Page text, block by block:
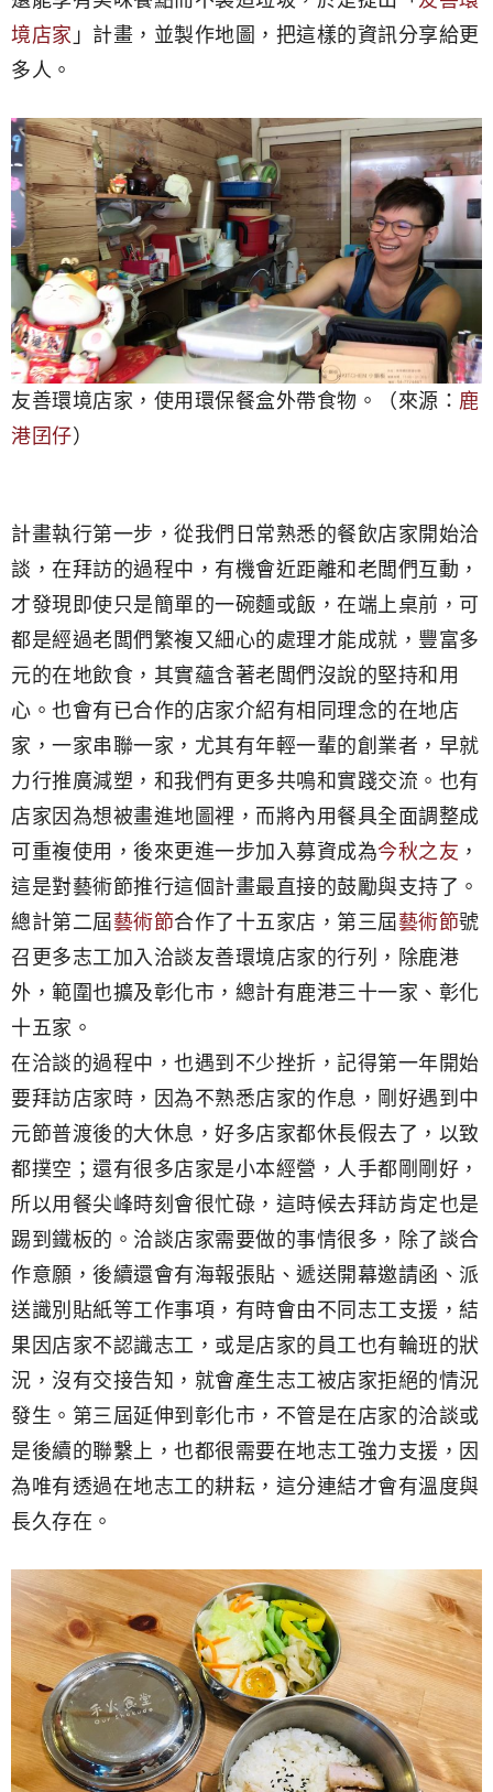
境店家 」計畫，並製作地圖，把這樣的資訊分享給更
多人。
友善環境店家，使用環保餐盒外帶食物。（來源： 鹿
港囝仔）
計畫執行第一步，從我們日常熟悉的餐飲店家開始洽
談，在拜訪的過程中，有機會近距離和老闆們互動，
才發現即使只是簡單的一碗麵或飯，在端上桌前，可
都是經過老闆們繁複又細心的處理才能成就，豐富多
元的在地飲食，其實蘊含著老闆們沒說的堅持和用
心。也會有已合作的店家介紹有相同理念的在地店
家，一家串聯一家，尤其有年輕一輩的創業者，早就
力行推廣減塑，和我們有更多共鳴和實踐交流。也有
店家因為想被畫進地圖裡，而將內用餐具全面調整成
可重複使用，後來更進一步加入募資成為今秋之友 ，
這是對藝術節推行這個計畫最直接的鼓勵與支持了。
總計第二屆藝術節合作了十五家店，第三屆藝術節號
召更多志工加入洽談友善環境店家的行列，除鹿港
外，範圍也擴及彰化市，總計有鹿港三十一家、彰化
十五家。
在洽談的過程中，也遇到不少挫折，記得第一年開始
要拜訪店家時，因為不熟悉店家的作息，剛好遇到中
元節普渡後的大休息，好多店家都休長假去了，以致
都撲空；還有很多店家是小本經營，人手都剛剛好，
所以用餐尖峰時刻會很忙碌，這時候去拜訪肯定也是
踢到鐵板的。洽談店家需要做的事情很多，除了談合
作意願，後續還會有海報張貼、遞送開幕邀請函、派
送識別貼紙等工作事項，有時會由不同志工支援，結
果因店家不認識志工，或是店家的員工也有輪班的狀
況，沒有交接告知，就會產生志工被店家拒絕的情況
發生。第三屆延伸到彰化市，不管是在店家的洽談或
是後續的聯繫上，也都很需要在地志工強力支援，因
為唯有透過在地志工的耕耘，這分連結才會有溫度與
長久存在。